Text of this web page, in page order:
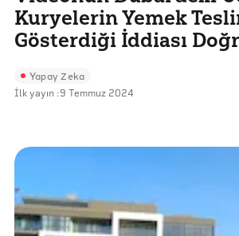
Kuryelerin Yemek
Gösterdiği İddiası
Yapay Zeka
İlk yayın :9 Temmuz 2024